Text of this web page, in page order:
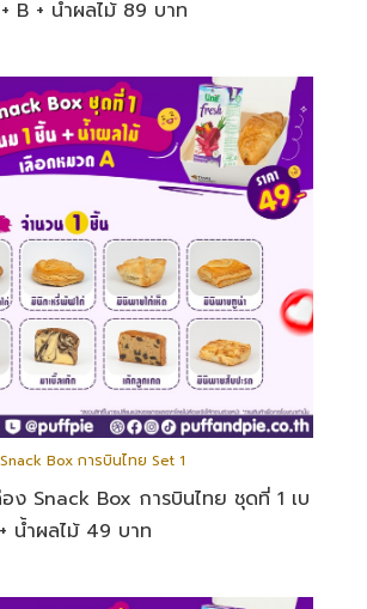
B + น้ำผลไม้ 89 บาท
Box การบินไทย Set 1
ง Snack Box การบินไทย ชุดที่ 1 เบ
น้ำผลไม้ 49 บาท